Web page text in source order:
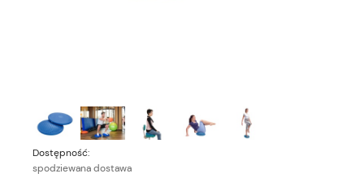
Dostępność:
spodziewana dostawa